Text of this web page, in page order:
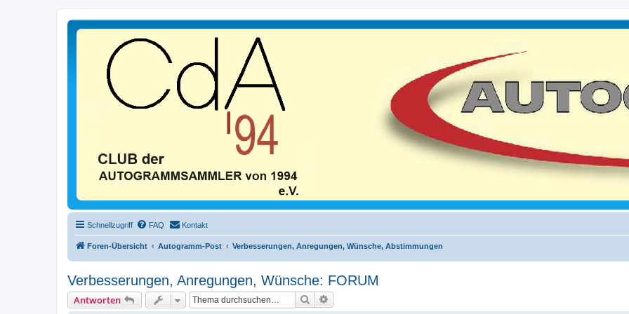
Schnellzugriff FAQ Kontakt
Foren-Übersicht Autogramm-Post Verbesserungen, Anregungen, Wünsche, Abstimmungen
Verbesserungen, Anregungen, Wünsche: FORUM
Antworten Suche